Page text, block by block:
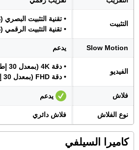
التثبيت
• تقنية التثبيت البصري (OIS)
• تقنية التثبيت الرقمي (EIS)
Slow Motion يدعم
الفيديو
• دقة 4K (بمعدل 30 إطار)
• دقة FHD (بمعدل 30 إطار)
فلاش يدعم
نوع الفلاش فلاش دائري
كاميرا السيلفي